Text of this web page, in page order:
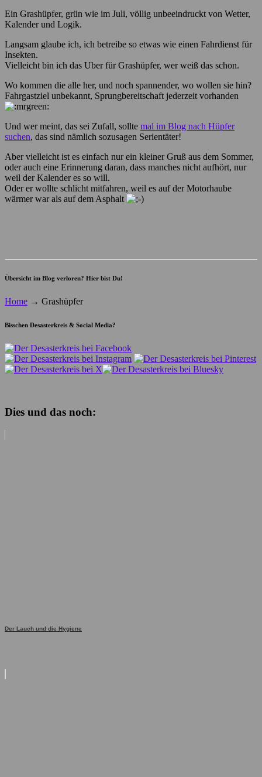
Ein Grashüpfer, grün wie im Juli, völlig unbeeindruckt von Wetter,
Kalender und Logik.
Langsam glaube ich, ich betreibe so etwas wie einen Fahrdienst für
Insekten.
Vielleicht bin ich das Uber für Grashüpfer, wer weiß das schon.
Wo kommen die alle her, und noch spannender, wo wollen sie hin?
Fahrgastziel unbekannt, Sprungbereitschaft jederzeit vorhanden
Und wer meint, das sei Zufall, sollte mal im Blog nach Hüpfer
suchen, das sind nämlich sozusagen Serientäter!
Aber vielleicht ist es einfach nur ein kleiner Gruß aus dem Sommer,
oder auch eine Erinnerung daran, dass manches nicht aufhört, nur
weil der Kalender es so will.
Oder er wollte schlicht mitfahren, weil es auf der Motorhaube
wärmer war als auf dem Asphalt
Übersicht im Blog verloren? Hier bist Du!
Home → Grashüpfer
Bisschen Desasterkreis & Social Media?
Dies und das noch:
Der Lauch und die Hygiene